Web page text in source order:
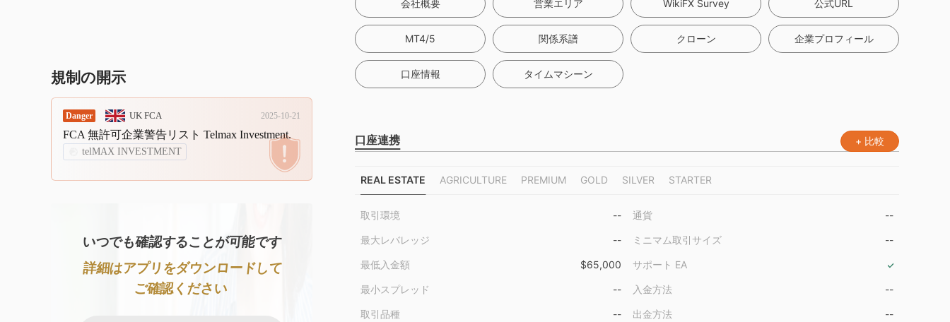
8
9
9
規制の開示
Danger UK FCA 2025-10-21
FCA 無許可企業警告リスト Telmax Investment.
telMAX INVESTMENT
いつでも確認することが可能です
詳細はアプリをダウンロードして
ご確認ください
会社概要 営業エリア WikiFX Survey 公式URL
MT4/5 関係系譜 クローン 企業プロフィール
口座情報 タイムマシーン
口座連携 + 比較
REAL ESTATE AGRICULTURE PREMIUM GOLD SILVER STARTER
取引環境 --
最大レバレッジ --
最低入金額 $65,000
最小スプレッド --
取引品種 --
通貨 --
ミニマム取引サイズ --
サポート EA
入金方法 --
出金方法 --